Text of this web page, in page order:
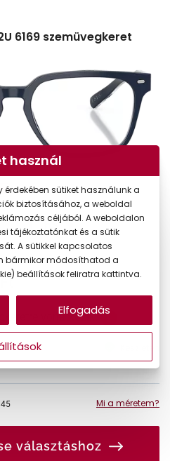
6169 szemüvegkeret
vonatkozik.
Mi a méretem?
választáshoz
használ
sütiket használunk a
biztosításához, a weboldal
céljából. A weboldalon
tájékoztatónkat és a sütik
A sütikkel kapcsolatos
bármikor módosíthatod a
beállítások feliratra kattintva.
Elfogadás